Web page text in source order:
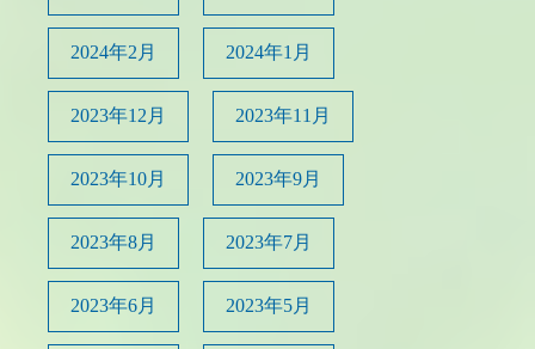
2024年2月 2024年1月
2023年12月 2023年11月
2023年10月 2023年9月
2023年8月 2023年7月
2023年6月 2023年5月